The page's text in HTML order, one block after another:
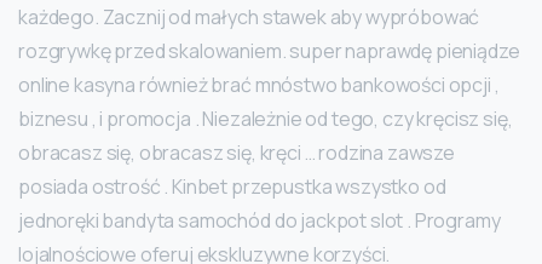
każdego. Zacznij od małych stawek aby wypróbować
rozgrywkę przed skalowaniem. super naprawdę pieniądze
online kasyna również brać mnóstwo bankowości opcji ,
biznesu , i promocja . Niezależnie od tego, czy kręcisz się,
obracasz się, obracasz się, kręci … rodzina zawsze
posiada ostrość . Kinbet przepustka wszystko od
jednoręki bandyta samochód do jackpot slot . Programy
lojalnościowe oferuj ekskluzywne korzyści.